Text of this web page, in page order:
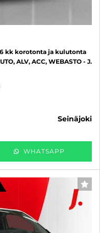
6 kk korotonta ja kulutonta
ALV, ACC, WEBASTO - J.
seinäjoki
WHATSAPP